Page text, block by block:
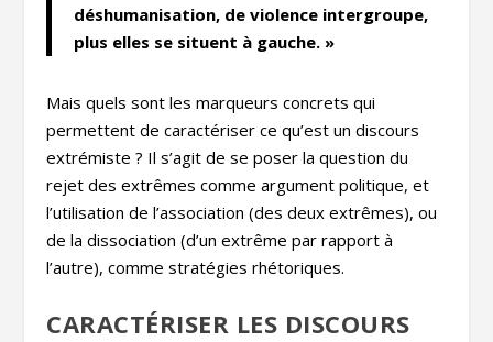
déshumanisation, de violence intergroupe,
plus elles se situent à gauche. »
Mais quels sont les marqueurs concrets qui
permettent de caractériser ce qu’est un discours
extrémiste ? Il s’agit de se poser la question du
rejet des extrêmes comme argument politique, et
l’utilisation de l’association (des deux extrêmes), ou
de la dissociation (d’un extrême par rapport à
l’autre), comme stratégies rhétoriques.
CARACTÉRISER LES DISCOURS